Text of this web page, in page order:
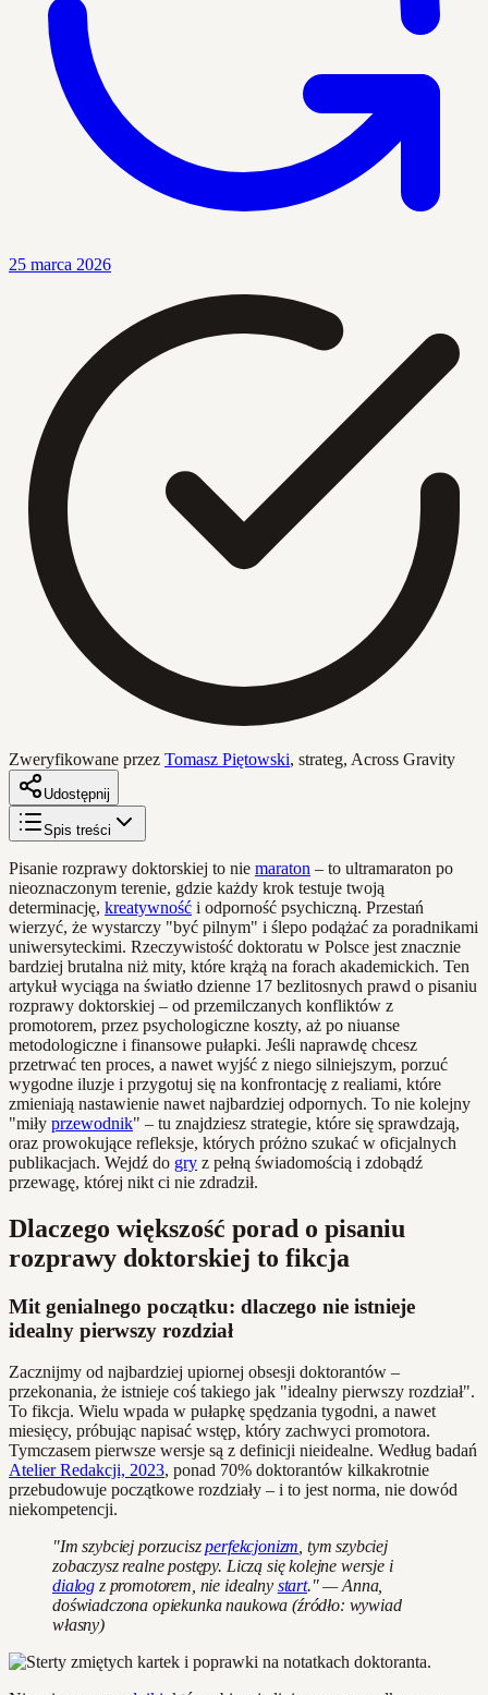
25 marca 2026
Zweryfikowane przez Tomasz Piętowski, strateg, Across Gravity
Udostępnij
Spis treści
Pisanie rozprawy doktorskiej to nie maraton – to ultramaraton po
nieoznaczonym terenie, gdzie każdy krok testuje twoją
determinację, kreatywność i odporność psychiczną. Przestań
wierzyć, że wystarczy "być pilnym" i ślepo podążać za poradnikami
uniwersyteckimi. Rzeczywistość doktoratu w Polsce jest znacznie
bardziej brutalna niż mity, które krążą na forach akademickich. Ten
artykuł wyciąga na światło dzienne 17 bezlitosnych prawd o pisaniu
rozprawy doktorskiej – od przemilczanych konfliktów z
promotorem, przez psychologiczne koszty, aż po niuanse
metodologiczne i finansowe pułapki. Jeśli naprawdę chcesz
przetrwać ten proces, a nawet wyjść z niego silniejszym, porzuć
wygodne iluzje i przygotuj się na konfrontację z realiami, które
zmieniają nastawienie nawet najbardziej odpornych. To nie kolejny
"miły przewodnik" – tu znajdziesz strategie, które się sprawdzają,
oraz prowokujące refleksje, których próżno szukać w oficjalnych
publikacjach. Wejdź do gry z pełną świadomością i zdobądź
przewagę, której nikt ci nie zdradził.
Dlaczego większość porad o pisaniu
rozprawy doktorskiej to fikcja
Mit genialnego początku: dlaczego nie istnieje
idealny pierwszy rozdział
Zacznijmy od najbardziej upiornej obsesji doktorantów –
przekonania, że istnieje coś takiego jak "idealny pierwszy rozdział".
To fikcja. Wielu wpada w pułapkę spędzania tygodni, a nawet
miesięcy, próbując napisać wstęp, który zachwyci promotora.
Tymczasem pierwsze wersje są z definicji nieidealne. Według badań
Atelier Redakcji, 2023, ponad 70% doktorantów kilkakrotnie
przebudowuje początkowe rozdziały – i to jest norma, nie dowód
niekompetencji.
"Im szybciej porzuciszperfekcjonizm , tym szybciej
zobaczysz realne postępy. Liczą się kolejne wersje i
dialog z promotorem, nie idealny start." — Anna,
doświadczona opiekunka naukowa (źródło: wywiad
własny)